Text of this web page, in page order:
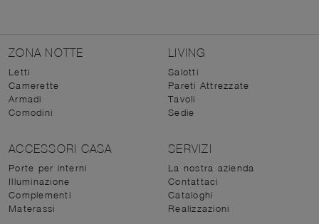
ZONA NOTTE
Letti
Camerette
Armadi
Comodini
LIVING
Salotti
Pareti Attrezzate
Tavoli
Sedie
ACCESSORI CASA
Porte per interni
Illuminazione
Complementi
Materassi
SERVIZI
La nostra azienda
Contattaci
Cataloghi
Realizzazioni